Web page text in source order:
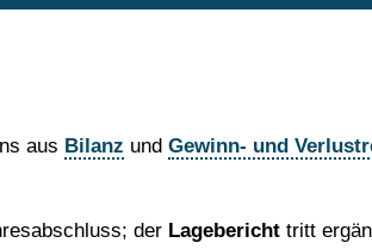
aus Bilanz und Gewinn- und
der Lagebericht tritt